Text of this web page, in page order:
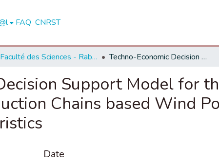
FAQ CNRST
Faculté des Sciences - Rabat Techno-Economic Decision Support Model for the Optimal Design of Wind Turbine Production Chains based Wind Potential and Grid Electrical Characteristics
Support Model for
Chains based Wind
Date